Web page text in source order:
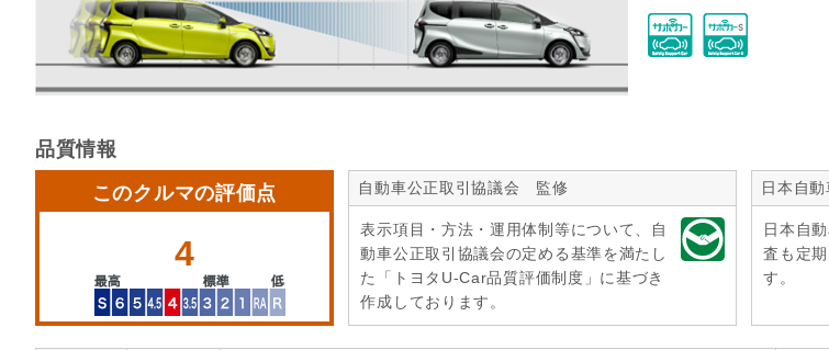
品質情報
このクルマの評価点
4
自動車公正取引協議会 監修
表示項目・方法・運用体制等について、自
動車公正取引協議会の定める基準を満たし
た「トヨタU-Car品質評価制度」に基づき
作成しております。
日本自
日本自
査も定
す。